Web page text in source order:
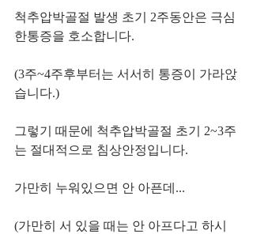
척추압박골절 발생 초기 2주동안은 극심
한통증을 호소합니다.
(3주~4주후부터는 서서히 통증이 가라앉
습니다.)
그렇기 때문에 척추압박골절 초기 2~3주
는 절대적으로 침상안정입니다.
가만히 누워있으면 안 아픈데...
(가만히 서 있을 때는 안 아프다고 하시